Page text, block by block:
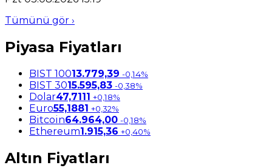
Tümünü gör ›
Piyasa Fiyatları
BIST 10013.779,39 -0,14%
BIST 3015.595,83 -0,38%
Dolar47,7111 +0,18%
Euro55,1881 +0,32%
Bitcoin64.964,00 -0,18%
Ethereum1.915,36 +0,40%
Altın Fiyatları